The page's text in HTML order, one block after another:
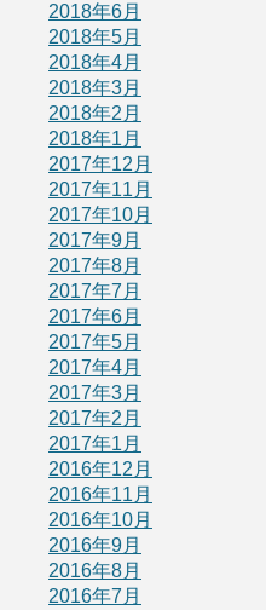
2018年6月
2018年5月
2018年4月
2018年3月
2018年2月
2018年1月
2017年12月
2017年11月
2017年10月
2017年9月
2017年8月
2017年7月
2017年6月
2017年5月
2017年4月
2017年3月
2017年2月
2017年1月
2016年12月
2016年11月
2016年10月
2016年9月
2016年8月
2016年7月